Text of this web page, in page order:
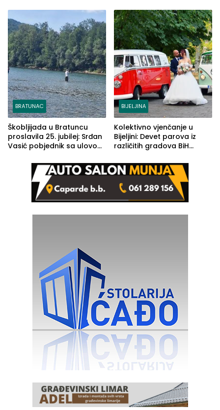
BRATUNAC
Škobljijada u Bratuncu
proslavila 25. jubilej: Srđan
Vasić pobjednik sa ulovom
BIJELJINA
Kolektivno vjenčanje u
Bijeljini: Devet parova iz
različitih gradova BiH